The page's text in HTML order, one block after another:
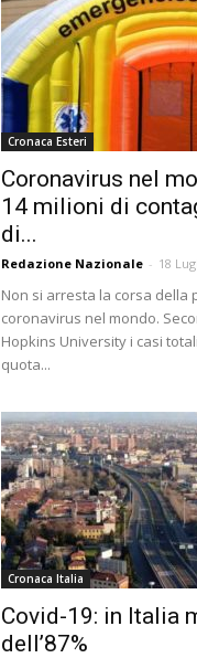
Cronaca Esteri
Coronavirus nel
14 milioni di
di...
Redazione Nazionale - 18
Non si arresta la corsa della
coronavirus nel mondo.
Hopkins University i casi
quota...
Cronaca Italia
Covid-19: in Italia
dell’87%